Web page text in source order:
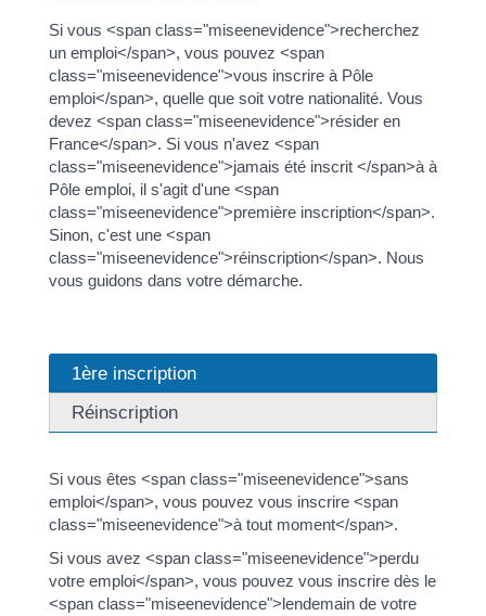
Si vous <span class="miseenevidence">recherchez
un emploi</span>, vous pouvez <span
class="miseenevidence">vous inscrire à Pôle
emploi</span>, quelle que soit votre nationalité. Vous
devez <span class="miseenevidence">résider en
France</span>. Si vous n'avez <span
class="miseenevidence">jamais été inscrit </span>à à
Pôle emploi, il s'agit d'une <span
class="miseenevidence">première inscription</span>.
Sinon, c'est une <span
class="miseenevidence">réinscription</span>. Nous
vous guidons dans votre démarche.
1ère inscription
Réinscription
Si vous êtes <span class="miseenevidence">sans
emploi</span>, vous pouvez vous inscrire <span
class="miseenevidence">à tout moment</span>.
Si vous avez <span class="miseenevidence">perdu
votre emploi</span>, vous pouvez vous inscrire dès le
<span class="miseenevidence">lendemain de votre